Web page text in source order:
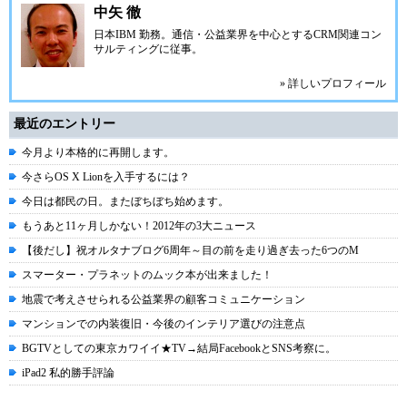
中矢 徹
日本IBM 勤務。通信・公益業界を中心とするCRM関連コン
サルティングに従事。
» 詳しいプロフィール
最近のエントリー
今月より本格的に再開します。
今さらOS X Lionを入手するには？
今日は都民の日。またぼちぼち始めます。
もうあと11ヶ月しかない！2012年の3大ニュース
【後だし】祝オルタナブログ6周年～目の前を走り過ぎ去った6つのM
スマーター・プラネットのムック本が出来ました！
地震で考えさせられる公益業界の顧客コミュニケーション
マンションでの内装復旧・今後のインテリア選びの注意点
BGTVとしての東京カワイイ★TV→結局FacebookとSNS考察に。
iPad2 私的勝手評論